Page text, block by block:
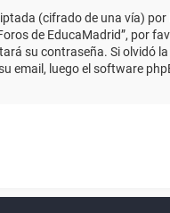
(cifrado de una vía)
de EducaMadrid”, por
su contraseña. Si olvidó
email, luego el software